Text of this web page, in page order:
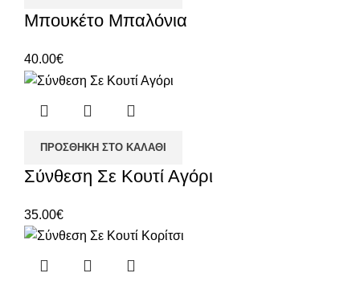
Μπουκέτο Μπαλόνια
40.00€
ΠΡΟΣΘΉΚΗ ΣΤΟ ΚΑΛΆΘΙ
Σύνθεση Σε Κουτί Αγόρι
35.00€